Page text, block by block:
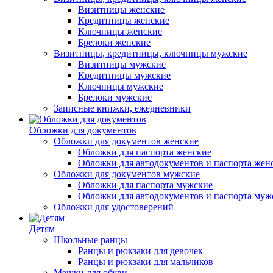
Визитницы женские
Кредитницы женские
Ключницы женские
Брелоки женские
Визитницы, кредитницы, ключницы мужские
Визитницы мужские
Кредитницы мужские
Ключницы мужские
Брелоки мужские
Записные книжки, ежедневники
Обложки для документов
Обложки для документов женские
Обложки для паспорта женские
Обложки для автодокументов и паспорта
Обложки для документов мужские
Обложки для паспорта мужские
Обложки для автодокументов и паспорта
Обложки для удостоверений
Детям
Школьные ранцы
Ранцы и рюкзаки для девочек
Ранцы и рюкзаки для мальчиков